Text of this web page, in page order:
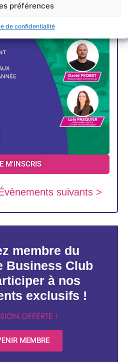
préférences
de confidentialité
M'INSCRIS
suivants >
membre du
Business Club
à nos
exclusifs !
OFFERTE !
MEMBRE